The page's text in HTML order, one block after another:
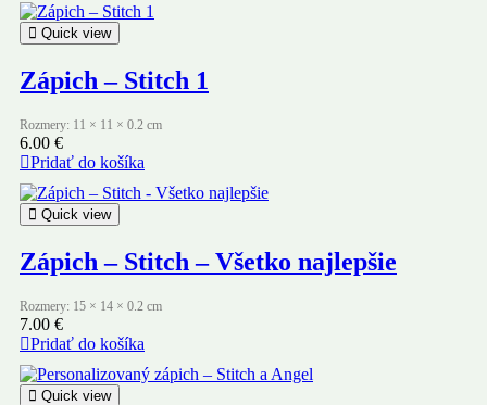
Quick view
Zápich – Stitch 1
Rozmery: 11 × 11 × 0.2 cm
6.00 €
Pridať do košíka
Quick view
Zápich – Stitch – Všetko najlepšie
Rozmery: 15 × 14 × 0.2 cm
7.00 €
Pridať do košíka
Quick view